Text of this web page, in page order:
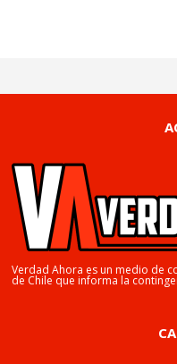
Verdad Ahora es un medio de
de Chile que informa la